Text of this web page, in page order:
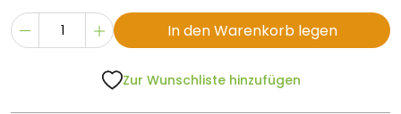
In den Warenkorb legen
Zur Wunschliste hinzufügen